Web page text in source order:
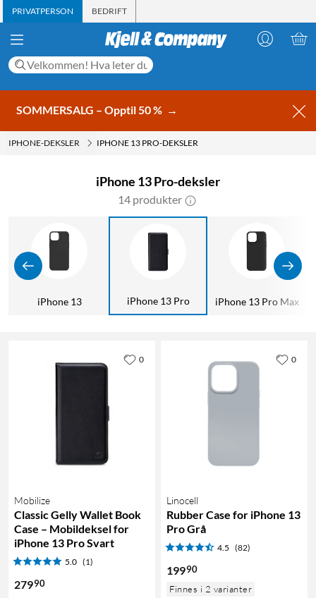
PRIVATPERSON BEDRIFT
SOMMERSALG – Opptil 50 % →
IPHONE-DEKSLER IPHONE 13 PRO-DEKSLER
iPhone 13 Pro-deksler
14 produkter
iPhone 13 iPhone 13 Pro iPhone 13 Pro Max
Mobilize
Classic Gelly Wallet Book
Case – Mobildeksel for
iPhone 13 Pro Svart
5.0 (1)
27990
0
Linocell
Rubber Case for iPhone 13
Pro Grå
4.5 (82)
19990
Finnes i 2 varianter
0